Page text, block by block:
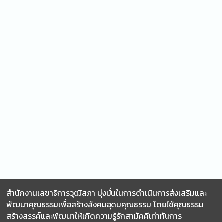
สำนักงานเลขาธิการวุฒิสภา มุ่งมั่นในการดำเนินการส่งเสริมและ
พัฒนาคุณธรรมเพื่อสร้างสังคมอุดมคุณธรรม โดยใช้คุณธรรม
สร้างสรรค์และพัฒนาให้เกิดความรู้รักสามัคคีเท่าทันการ